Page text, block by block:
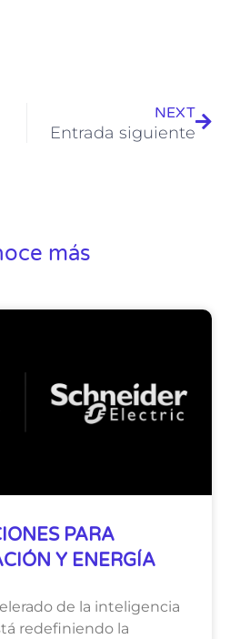
NEXT
Entrada siguiente
más
PARA
Y ENERGÍA
de la inteligencia
redefiniendo la